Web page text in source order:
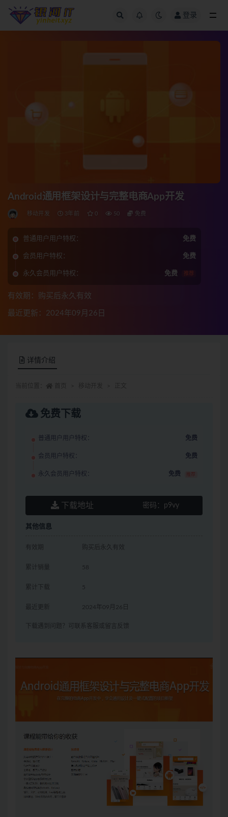
登录
Android通用框架设计与完整电商App开发
移动开发 3年前 0 50 免费
普通用户用户特权： 免费
会员用户特权： 免费
永久会员用户特权： 免费 推荐
有效期：购买后永久有效
最近更新：2024年09月26日
详情介绍
免费下载
普通用户用户特权： 免费
会员用户特权： 免费
永久会员用户特权： 免费 推荐
下载地址 密码： p9vy
其他信息
有效期 购买后永久有效
累计销量 58
累计下载 5
最近更新 2024年09月26日
下载遇到问题？可联系客服或留言反馈